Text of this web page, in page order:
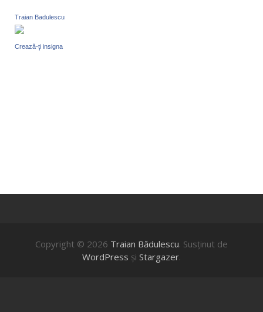
Traian Badulescu
Crează-ţi insigna
Copyright © 2026 Traian Bădulescu. Susţinut de
WordPress şi Stargazer.